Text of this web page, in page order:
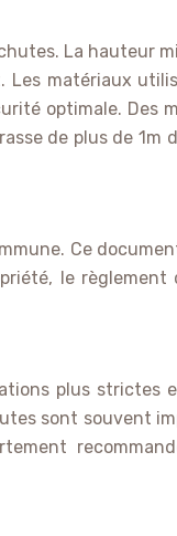
La hauteur
Les matériaux
optimale. Des
de plus de
Ce
le
plus strictes
sont souvent